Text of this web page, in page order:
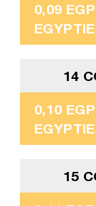
0,09
14
0,10
15